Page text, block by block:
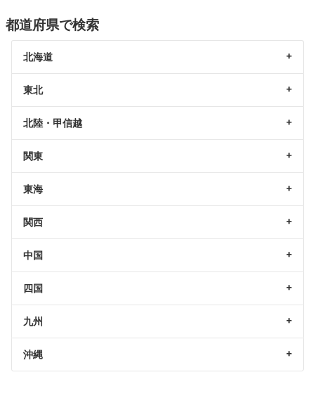
都道府県で検索
北海道
東北
北陸・甲信越
関東
東海
関西
中国
四国
九州
沖縄